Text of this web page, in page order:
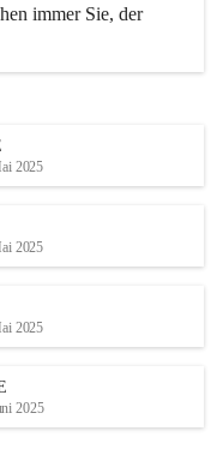
immer Sie, der
bestens geschult in
alle Ihre Anliegen
2025
2025
2025
2025